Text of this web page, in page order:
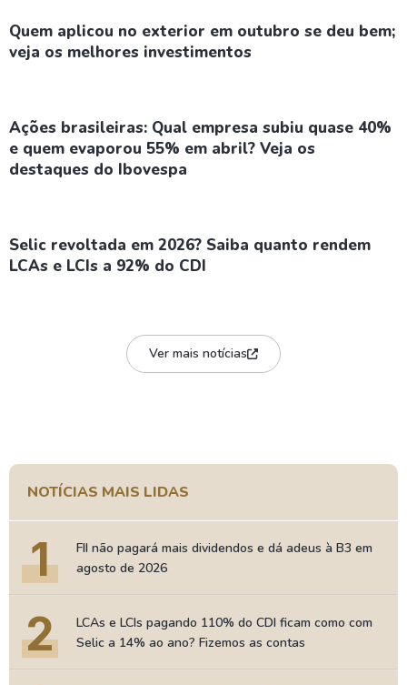
Quem aplicou no exterior em outubro se deu bem;
veja os melhores investimentos
Ações brasileiras: Qual empresa subiu quase 40%
e quem evaporou 55% em abril? Veja os
destaques do Ibovespa
Selic revoltada em 2026? Saiba quanto rendem
LCAs e LCIs a 92% do CDI
Ver mais notícias
NOTÍCIAS MAIS LIDAS
1
FII não pagará mais dividendos e dá adeus à B3 em
agosto de 2026
2
LCAs e LCIs pagando 110% do CDI ficam como com
Selic a 14% ao ano? Fizemos as contas